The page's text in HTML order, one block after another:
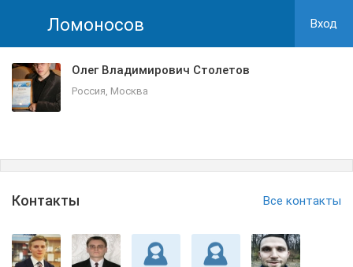
Ломоносов Вход
Олег Владимирович Столетов
Россия, Москва
Контакты Все контакты